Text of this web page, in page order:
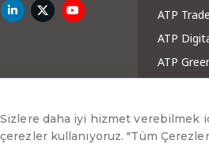
ATP
ATP
ATP
Blog ve